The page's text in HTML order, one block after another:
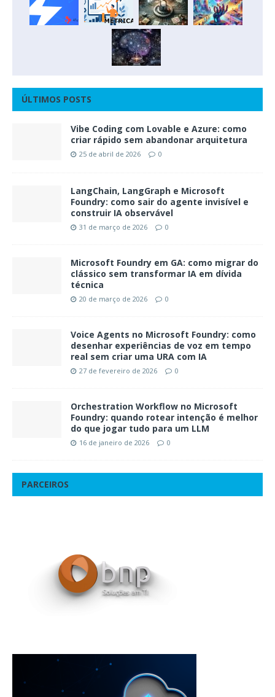
ÚLTIMOS POSTS
Vibe Coding com Lovable e Azure: como
criar rápido sem abandonar arquitetura
25 de abril de 2026 0
LangChain, LangGraph e Microsoft
Foundry: como sair do agente invisível e
construir IA observável
31 de março de 2026 0
Microsoft Foundry em GA: como migrar do
clássico sem transformar IA em dívida
técnica
20 de março de 2026 0
Voice Agents no Microsoft Foundry: como
desenhar experiências de voz em tempo
real sem criar uma URA com IA
27 de fevereiro de 2026 0
Orchestration Workflow no Microsoft
Foundry: quando rotear intenção é melhor
do que jogar tudo para um LLM
16 de janeiro de 2026 0
PARCEIROS